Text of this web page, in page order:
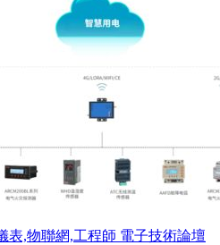
表,物聯網,工程師 電子技術論壇